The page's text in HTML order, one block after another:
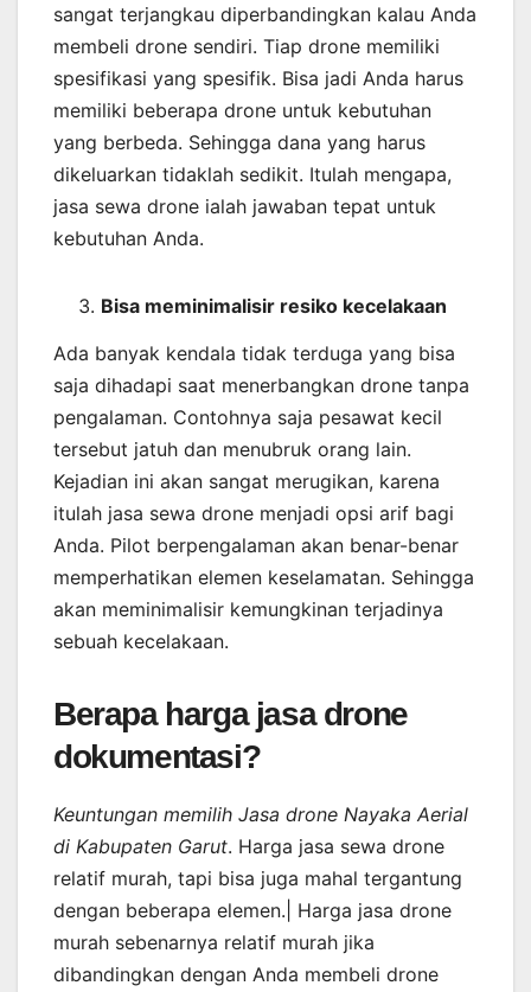
sangat terjangkau diperbandingkan kalau Anda
membeli drone sendiri. Tiap drone memiliki
spesifikasi yang spesifik. Bisa jadi Anda harus
memiliki beberapa drone untuk kebutuhan
yang berbeda. Sehingga dana yang harus
dikeluarkan tidaklah sedikit. Itulah mengapa,
jasa sewa drone ialah jawaban tepat untuk
kebutuhan Anda.
Bisa meminimalisir resiko kecelakaan
Ada banyak kendala tidak terduga yang bisa
saja dihadapi saat menerbangkan drone tanpa
pengalaman. Contohnya saja pesawat kecil
tersebut jatuh dan menubruk orang lain.
Kejadian ini akan sangat merugikan, karena
itulah jasa sewa drone menjadi opsi arif bagi
Anda. Pilot berpengalaman akan benar-benar
memperhatikan elemen keselamatan. Sehingga
akan meminimalisir kemungkinan terjadinya
sebuah kecelakaan.
Berapa harga jasa drone
dokumentasi?
Keuntungan memilih Jasa drone Nayaka Aerial
di Kabupaten Garut. Harga jasa sewa drone
relatif murah, tapi bisa juga mahal tergantung
dengan beberapa elemen.| Harga jasa drone
murah sebenarnya relatif murah jika
dibandingkan dengan Anda membeli drone